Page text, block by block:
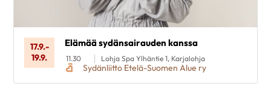
17.9.-
19.9.
Elämää sydänsairauden kanssa
11.30 Lohja Spa Ylhäntie 1, Karjalohja
Sydänliitto Etelä-Suomen Alue ry